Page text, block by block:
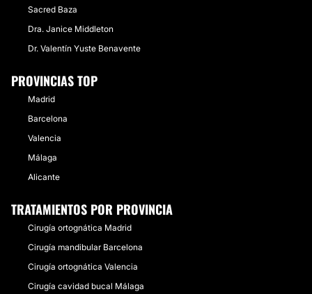
Sacred Baza
Dra. Janice Middleton
Dr. Valentín Yuste Benavente
PROVINCIAS TOP
Madrid
Barcelona
Valencia
Málaga
Alicante
TRATAMIENTOS POR PROVINCIA
Cirugía ortognática Madrid
Cirugía mandibular Barcelona
Cirugía ortognática Valencia
Cirugía cavidad bucal Málaga